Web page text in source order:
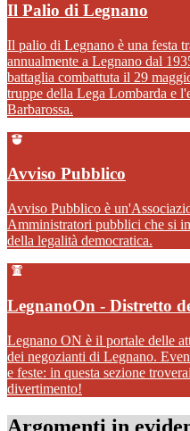
Il Palio di Legnano
Il palio di Legnano è una festa
annualmente a Legnano dal
battaglia combattuta il 29
truppe della Lega Lombarda e
Barbarossa.
Avviso Pubblico
Avviso Pubblico è
Amministratori pubblici che si
della legalità democratica.
LegnanoOn - Distretto
Legnano ON è il portale delle
dei negozianti di Legnano.
e feste: in questa sezione
divertimento!
Argomenti in